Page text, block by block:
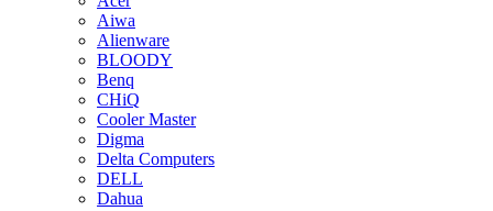
Aiwa
Alienware
BLOODY
Benq
CHiQ
Cooler Master
Digma
Delta Computers
DELL
Dahua